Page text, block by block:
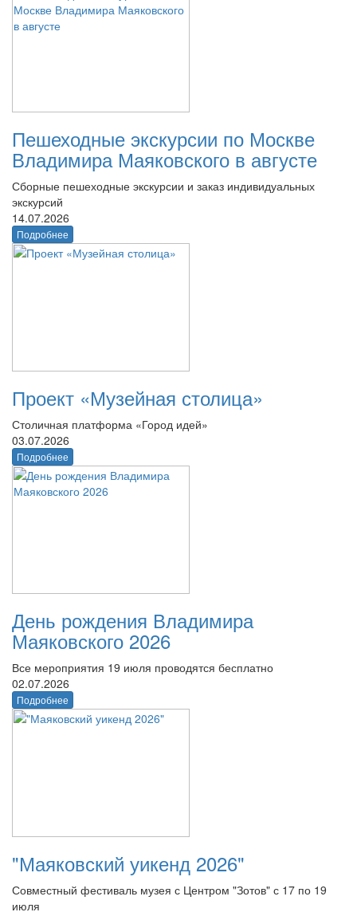
Пешеходные экскурсии по Москве
Владимира Маяковского в августе
Сборные пешеходные экскурсии и заказ индивидуальных
экскурсий
14.07.2026
Подробнее
Проект «Музейная столица»
Столичная платформа «Город идей»
03.07.2026
Подробнее
День рождения Владимира
Маяковского 2026
Все мероприятия 19 июля проводятся бесплатно
02.07.2026
Подробнее
"Маяковский уикенд 2026"
Совместный фестиваль музея с Центром "Зотов" с 17 по 19
июля